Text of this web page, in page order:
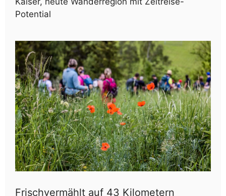
Potential
Frischvermählt auf 43 Kilometern